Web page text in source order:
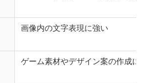
画像内の文字表現に強い
ゲーム素材やデザイン案の作成に